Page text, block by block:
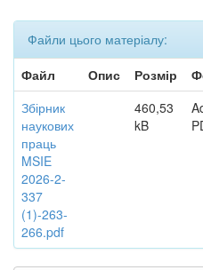
Файли цього матеріалу:
Файл
Опис Розмір
Збірник
наукових
праць
MSIE
2026-2-
337
(1)-263-
266.pdf
460,53
kB